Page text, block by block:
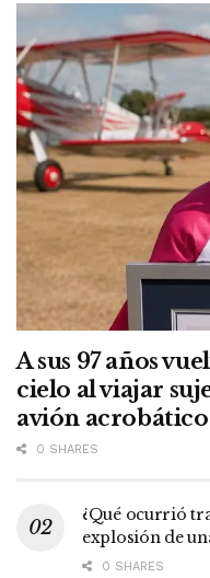
A sus 97 años
cielo al viajar
avión acrobático
0 SHARES
¿Qué ocurrió
explosión de
0 SHARES